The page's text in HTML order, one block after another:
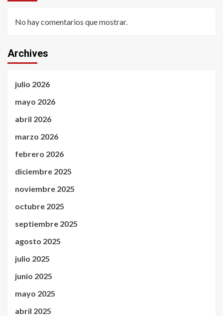
No hay comentarios que mostrar.
Archives
julio 2026
mayo 2026
abril 2026
marzo 2026
febrero 2026
diciembre 2025
noviembre 2025
octubre 2025
septiembre 2025
agosto 2025
julio 2025
junio 2025
mayo 2025
abril 2025